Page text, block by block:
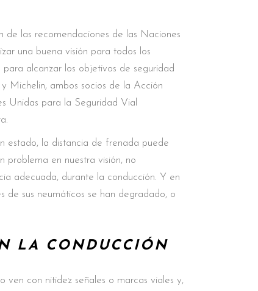
de las recomendaciones de las Naciones
una buena visión para todos los
alcanzar los objetivos de seguridad
Michelin, ambos socios de la Acción
Unidas para la Seguridad Vial
estado, la distancia de frenada puede
problema en nuestra visión, no
adecuada, durante la conducción. Y en
de sus neumáticos se han degradado, o
LA CONDUCCIÓN
ven con nitidez señales o marcas viales y,